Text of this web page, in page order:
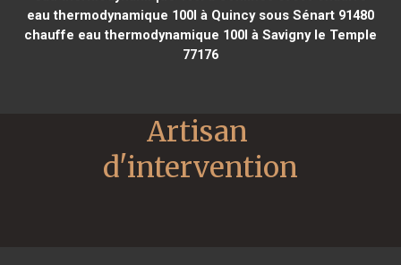
eau thermodynamique 100l à Quincy sous Sénart 91480
chauffe eau thermodynamique 100l à Savigny le Temple
77176
Artisan
d'intervention